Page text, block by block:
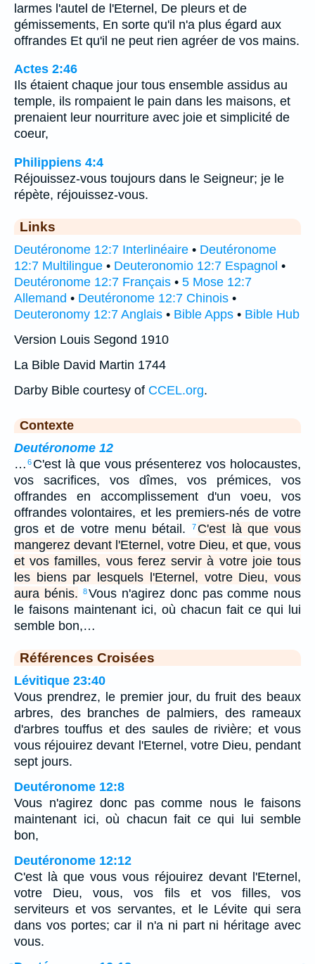
larmes l'autel de l'Eternel, De pleurs et de
gémissements, En sorte qu'il n'a plus égard aux
offrandes Et qu'il ne peut rien agréer de vos mains.
Actes 2:46
Ils étaient chaque jour tous ensemble assidus au
temple, ils rompaient le pain dans les maisons, et
prenaient leur nourriture avec joie et simplicité de
coeur,
Philippiens 4:4
Réjouissez-vous toujours dans le Seigneur; je le
répète, réjouissez-vous.
Links
Deutéronome 12:7 Interlinéaire • Deutéronome
12:7 Multilingue • Deuteronomio 12:7 Espagnol •
Deutéronome 12:7 Français • 5 Mose 12:7
Allemand • Deutéronome 12:7 Chinois •
Deuteronomy 12:7 Anglais • Bible Apps • Bible Hub
Version Louis Segond 1910
La Bible David Martin 1744
Darby Bible courtesy of CCEL.org.
Contexte
Deutéronome 12
… 6 C'est là que vous présenterez vos holocaustes,
vos sacrifices, vos dîmes, vos prémices, vos
offrandes en accomplissement d'un voeu, vos
offrandes volontaires, et les premiers-nés de votre
gros et de votre menu bétail.
7 C'est là que vous
mangerez devant l'Eternel, votre Dieu, et que, vous
et vos familles, vous ferez servir à votre joie tous
les biens par lesquels l'Eternel, votre Dieu, vous
aura bénis.
8 Vous n'agirez donc pas comme nous
le faisons maintenant ici, où chacun fait ce qui lui
semble bon,…
Références Croisées
Lévitique 23:40
Vous prendrez, le premier jour, du fruit des beaux
arbres, des branches de palmiers, des rameaux
d'arbres touffus et des saules de rivière; et vous
vous réjouirez devant l'Eternel, votre Dieu, pendant
sept jours.
Deutéronome 12:8
Vous n'agirez donc pas comme nous le faisons
maintenant ici, où chacun fait ce qui lui semble
bon,
Deutéronome 12:12
C'est là que vous vous réjouirez devant l'Eternel,
votre Dieu, vous, vos fils et vos filles, vos
serviteurs et vos servantes, et le Lévite qui sera
dans vos portes; car il n'a ni part ni héritage avec
vous.